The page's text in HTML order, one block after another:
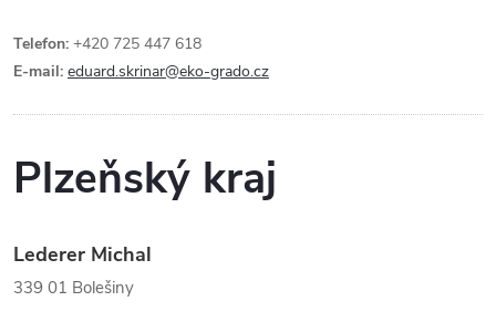
Telefon: +420 725 447 618
E-mail: eduard.skrinar@eko-grado.cz
Plzeňský kraj
Lederer Michal
339 01 Bolešiny